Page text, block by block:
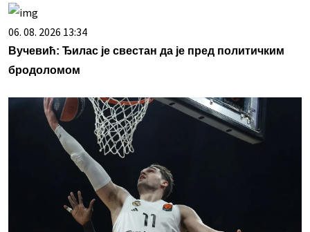
06. 08. 2026 13:34
Вучевић: Ђилас је свестан да је пред политичким
бродоломом